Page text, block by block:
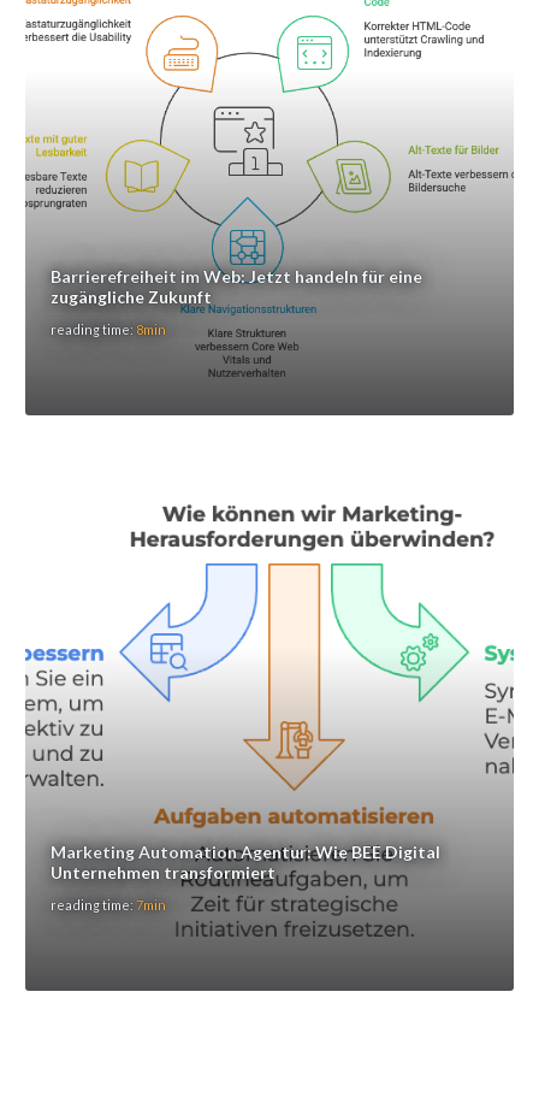
Barrierefreiheit im Web: Jetzt handeln für eine
zugängliche Zukunft
reading time: 8min
Marketing Automation Agentur: Wie BEE Digital
Unternehmen transformiert
reading time: 7min